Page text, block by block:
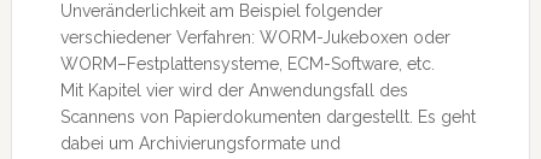
Unveränderlichkeit am Beispiel folgender
verschiedener Verfahren: WORM-Jukeboxen oder
WORM–Festplattensysteme, ECM-Software, etc.
Mit Kapitel vier wird der Anwendungsfall des
Scannens von Papierdokumenten dargestellt. Es geht
dabei um Archivierungsformate und